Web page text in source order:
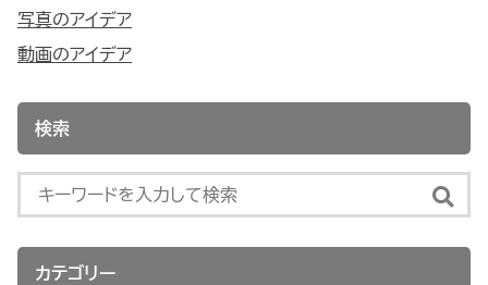
写真のアイデア
動画のアイデア
検索
カテゴリー